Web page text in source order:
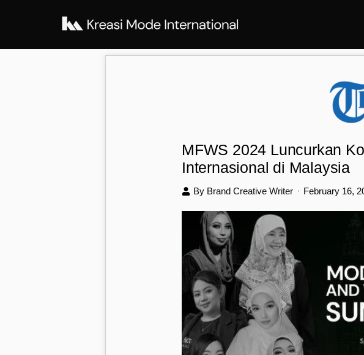
MFWS 2024 Luncurkan
Internasional di Malaysia
By Brand Creative Writer February 16,